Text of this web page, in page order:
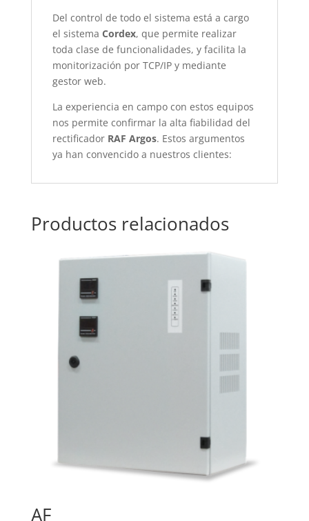
Del control de todo el sistema está a cargo
el sistema Cordex, que permite realizar
toda clase de funcionalidades, y facilita la
monitorización por TCP/IP y mediante
gestor web.
La experiencia en campo con estos equipos
nos permite confirmar la alta fiabilidad del
rectificador RAF Argos. Estos argumentos
ya han convencido a nuestros clientes:
Productos relacionados
AF